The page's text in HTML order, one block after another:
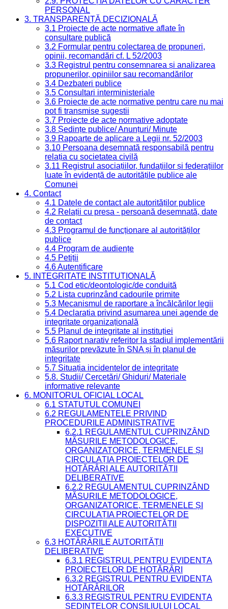
PERSONAL
3. TRANSPARENȚĂ DECIZIONALĂ
3.1 Proiecte de acte normative aflate în
consultare publică
3.2 Formular pentru colectarea de propuneri,
opinii, recomandări cf. L 52/2003
3.3 Registrul pentru consemnarea și analizarea
propunerilor, opiniilor sau recomandărilor
3.4 Dezbateri publice
3.5 Consultari interministeriale
3.6 Proiecte de acte normative pentru care nu mai
pot fi transmise sugestii
3.7 Proiecte de acte normative adoptate
3.8 Ședințe publice/ Anunțuri/ Minute
3.9 Rapoarte de aplicare a Legii nr. 52/2003
3.10 Persoana desemnată responsabilă pentru
relația cu societatea civilă
3.11 Registrul asociațiilor, fundațiilor și federațiilor
luate în evidență de autoritățile publice ale
Comunei
4. Contact
4.1 Datele de contact ale autorităților publice
4.2 Relații cu presa - persoană desemnată, date
de contact
4.3 Programul de funcționare al autorităților
publice
4.4 Program de audiențe
4.5 Petiții
4.6 Autentificare
5. INTEGRITATE INSTITUȚIONALĂ
5.1 Cod etic/deontologic/de conduită
5.2 Lista cuprinzând cadourile primite
5.3 Mecanismul de raportare a încălcărilor legii
5.4 Declarația privind asumarea unei agende de
integritate organizațională
5.5 Planul de integritate al instituției
5.6 Raport narativ referitor la stadiul implementării
măsurilor prevăzute în SNA și în planul de
integritate
5.7 Situația incidentelor de integritate
5.8. Studii/ Cercetări/ Ghiduri/ Materiale
informative relevante
6. MONITORUL OFICIAL LOCAL
6.1 STATUTUL COMUNEI
6.2 REGULAMENTELE PRIVIND
PROCEDURILE ADMINISTRATIVE
6.2.1 REGULAMENTUL CUPRINZÂND
MĂSURILE METODOLOGICE,
ORGANIZATORICE, TERMENELE ȘI
CIRCULAȚIA PROIECTELOR DE
HOTĂRÂRI ALE AUTORITĂȚII
DELIBERATIVE
6.2.2 REGULAMENTUL CUPRINZÂND
MĂSURILE METODOLOGICE,
ORGANIZATORICE, TERMENELE ȘI
CIRCULAȚIA PROIECTELOR DE
DISPOZIȚII ALE AUTORITĂȚII
EXECUTIVE
6.3 HOTĂRÂRILE AUTORITĂȚII
DELIBERATIVE
6.3.1 REGISTRUL PENTRU EVIDENȚA
PROIECTELOR DE HOTĂRÂRI
6.3.2 REGISTRUL PENTRU EVIDENȚA
HOTĂRÂRILOR
6.3.3 REGISTRUL PENTRU EVIDENȚA
ȘEDINȚELOR CONSILIULUI LOCAL